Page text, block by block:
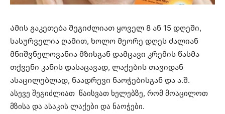
Ამის გაკეთება შეგიძლიათ ყოველ 8 ან 15 დღეში,
სასურველია ღამით, ხოლო მეორე დღეს ძალიან
მნიშვნელოვანია მზისგან დამცავი კრემის წასმა
თქვენი კანის დასაცავად, ლაქების თავიდან
ასაცილებლად, ნაადრევი ნაოჭებისგან და ა.შ.
ასევე შეგიძლიათ წაისვათ ხელებზე, რომ მოაცილოთ
მზისა და ასაკის ლაქები და ნაოჭები.